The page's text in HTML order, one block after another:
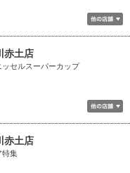
赤土店
セルスーパーカップ
赤土店
特集